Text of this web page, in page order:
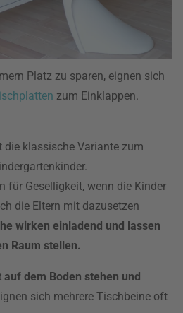
Platz zu sparen, eignen sich
zum Einklappen.
die klassische Variante zum
für Geselligkeit, wenn die Kinder
die Eltern mit dazusetzen
wirken einladend und lassen
Raum stellen.
dem Boden stehen und
sich mehrere Tischbeine oft